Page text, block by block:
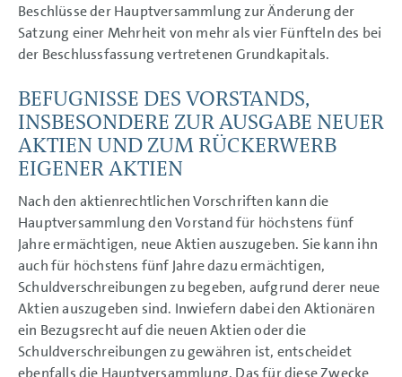
Beschlüsse der Hauptversammlung zur Änderung der
Satzung einer Mehrheit von mehr als vier Fünfteln des bei
der Beschlussfassung vertretenen Grundkapitals.
BEFUGNISSE DES VORSTANDS,
INSBESONDERE ZUR AUSGABE NEUER
AKTIEN UND ZUM RÜCKERWERB
EIGENER AKTIEN
Nach den aktienrechtlichen Vorschriften kann die
Hauptversammlung den Vorstand für höchstens fünf
Jahre ermächtigen, neue Aktien auszugeben. Sie kann ihn
auch für höchstens fünf Jahre dazu ermächtigen,
Schuldverschreibungen zu begeben, aufgrund derer neue
Aktien auszugeben sind. Inwiefern dabei den Aktionären
ein Bezugsrecht auf die neuen Aktien oder die
Schuldverschreibungen zu gewähren ist, entscheidet
ebenfalls die Hauptversammlung. Das für diese Zwecke